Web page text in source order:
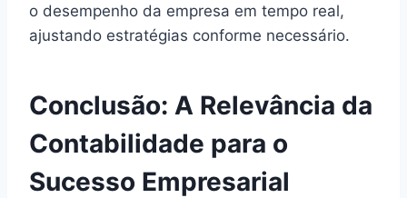
o desempenho da empresa em tempo real,
ajustando estratégias conforme necessário.
Conclusão: A Relevância da
Contabilidade para o
Sucesso Empresarial